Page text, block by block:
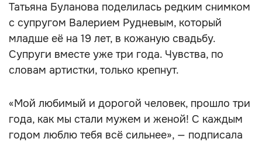
Татьяна Буланова поделилась редким снимком
с супругом Валерием Рудневым, который
младше её на 19 лет, в кожаную свадьбу.
Супруги вместе уже три года. Чувства, по
словам артистки, только крепнут.
«Мой любимый и дорогой человек, прошло три
года, как мы стали мужем и женой! С каждым
годом люблю тебя всё сильнее», — подписала